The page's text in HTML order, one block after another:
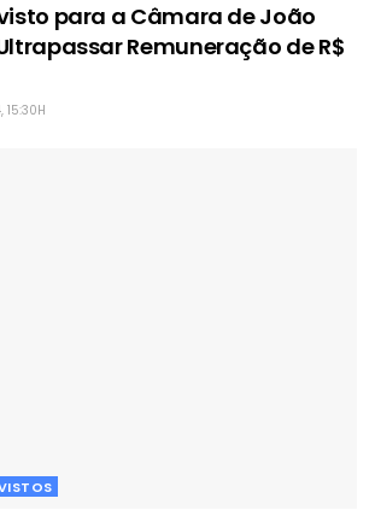
para a Câmara de João
Remuneração de R$
15:30H